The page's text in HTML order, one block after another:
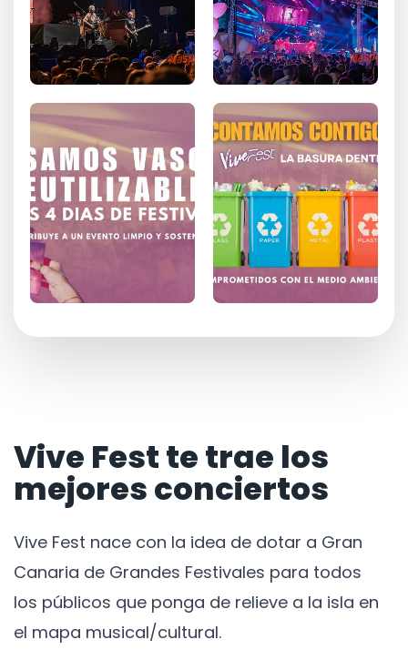
Vive Fest te trae los
mejores conciertos
Vive Fest nace con la idea de dotar a Gran
Canaria de Grandes Festivales para todos
los públicos que ponga de relieve a la isla en
el mapa musical/cultural.